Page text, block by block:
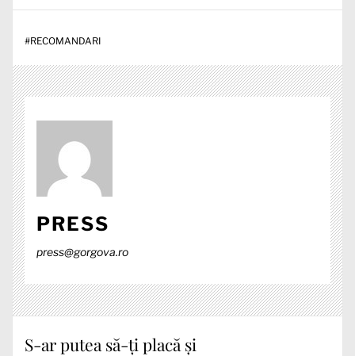
#RECOMANDARI
PRESS
press@gorgova.ro
S-ar putea să-ți placă și